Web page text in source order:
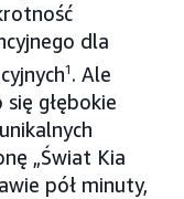
dla
1 . Ale
głębokie
„Świat Kia
pół minuty,